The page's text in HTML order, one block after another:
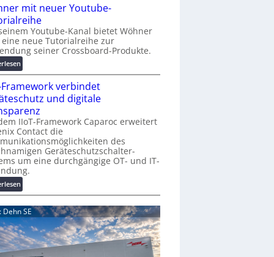
o
s
t
e
n
f
a
l
l
e
A
Z
ü
r
i
c
:
T
r
e
f
f
p
u
n
k
f
ü
r
p
mit neuer Youtube-
Youtube-Kanal bietet Wöhner
neue Tutorialreihe zur
seiner Crossboard-Produkte.
:
W
ö
h
n
e
r
m
i
t
n
e
u
e
r
Y
o
u
Framework verbindet
und digitale
IIoT-Framework Caparoc erweitert
Contact die
des
Geräteschutzschalter-
um eine durchgängige OT- und IT-
:
I
I
o
T
-
F
Dehn SE